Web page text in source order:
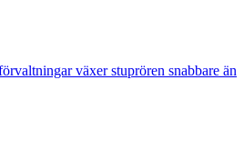
växer stuprören snabbare än